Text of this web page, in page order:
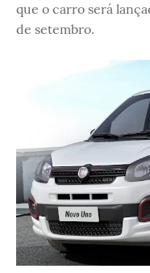
que o carro será
de setembro.